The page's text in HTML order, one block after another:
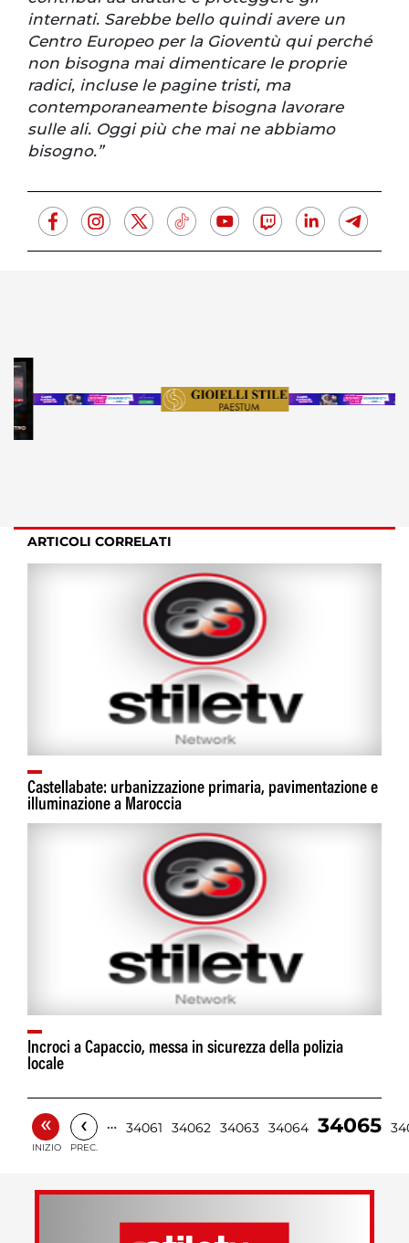
internati. Sarebbe bello quindi avere un
Centro Europeo per la Gioventù qui perché
non bisogna mai dimenticare le proprie
radici, incluse le pagine tristi, ma
contemporaneamente bisogna lavorare
sulle ali. Oggi più che mai ne abbiamo
bisogno.”
ARTICOLI CORRELATI
Castellabate: urbanizzazione primaria, pavimentazione e
illuminazione a Maroccia
Incroci a Capaccio, messa in sicurezza della polizia
locale
«
INIZIO
‹
PREC.
… 34061 34062 34063 34064 34065